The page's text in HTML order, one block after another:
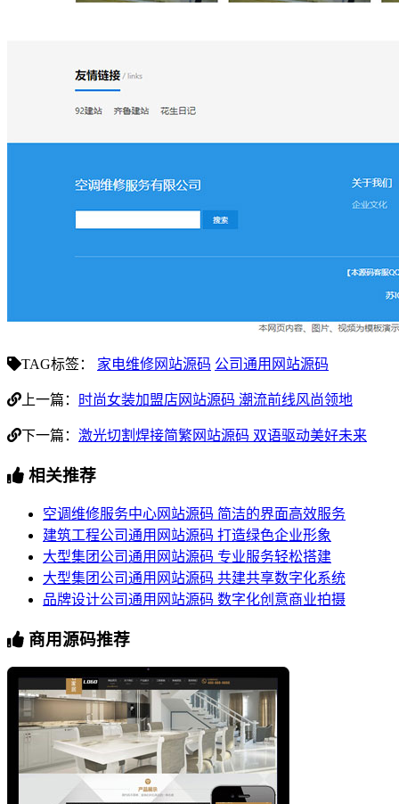
TAG标签： 家电维修网站源码 公司通用网站源码
上一篇： 时尚女装加盟店网站源码 潮流前线风尚领地
下一篇： 激光切割焊接简繁网站源码 双语驱动美好未来
相关推荐
空调维修服务中心网站源码 简洁的界面高效服务
建筑工程公司通用网站源码 打造绿色企业形象
大型集团公司通用网站源码 专业服务轻松搭建
大型集团公司通用网站源码 共建共享数字化系统
品牌设计公司通用网站源码 数字化创意商业拍摄
商用源码推荐